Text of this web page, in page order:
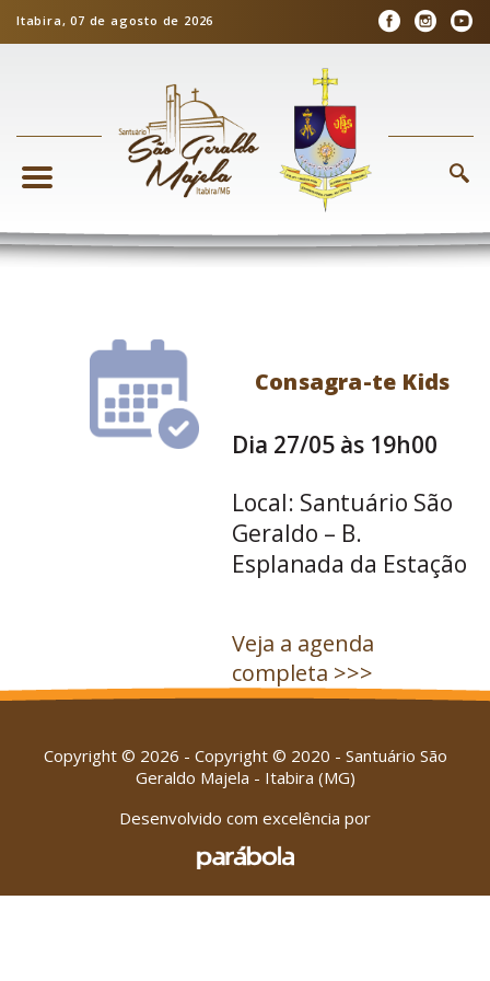
Itabira, 07 de agosto de 2026
Consagra-te Kids
Dia 27/05 às 19h00
Local: Santuário São
Geraldo – B.
Esplanada da Estação
Veja a agenda
completa >>>
Copyright © 2026 - Copyright © 2020 - Santuário São
Geraldo Majela - Itabira (MG)
Desenvolvido com excelência por